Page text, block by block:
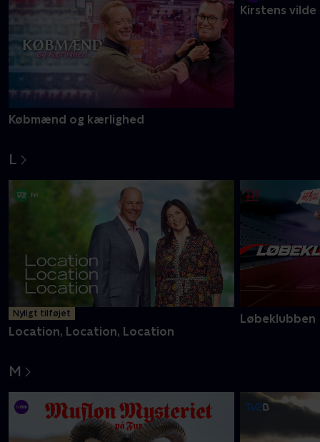
Jagtkvinderne Jul på
K
Købmænd og kærlighed Kirstens vilde
Nyligt tilføjet
Location, Location, Location
Løbeklubben